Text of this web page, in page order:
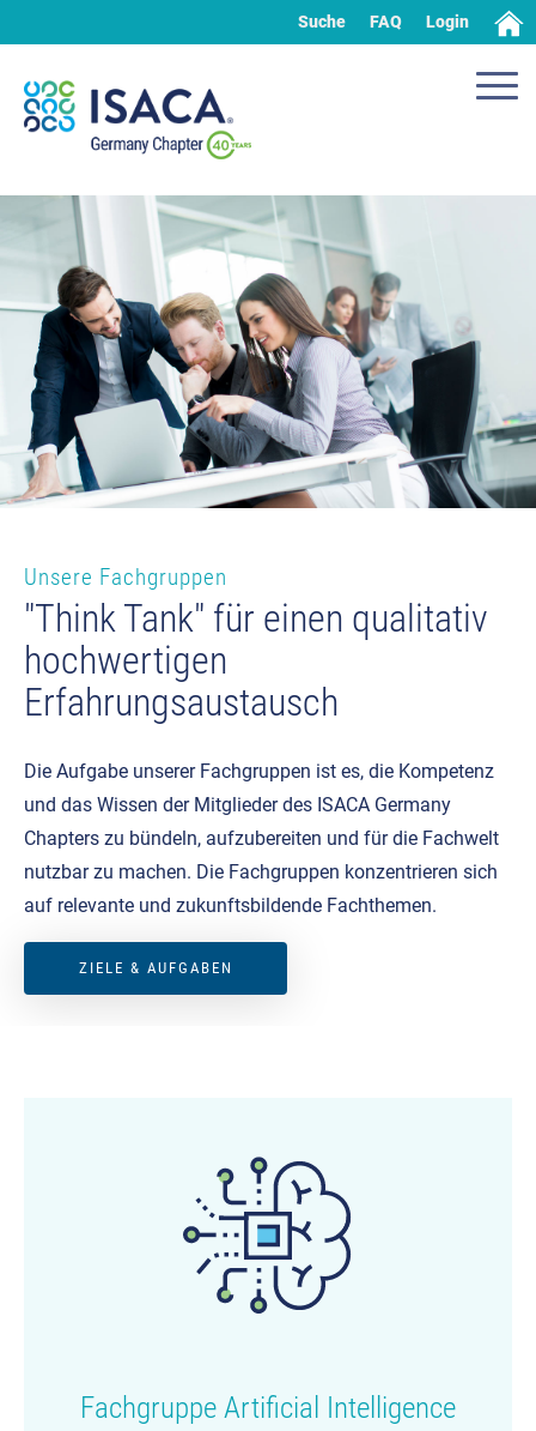
Suche FAQ Login
Unsere Fachgruppen
"Think Tank" für einen qualitativ
hochwertigen
Erfahrungsaustausch
Die Aufgabe unserer Fachgruppen ist es, die Kompetenz
und das Wissen der Mitglieder des ISACA Germany
Chapters zu bündeln, aufzubereiten und für die Fachwelt
nutzbar zu machen. Die Fachgruppen konzentrieren sich
auf relevante und zukunftsbildende Fachthemen.
ZIELE & AUFGABEN
Fachgruppe Artificial Intelligence